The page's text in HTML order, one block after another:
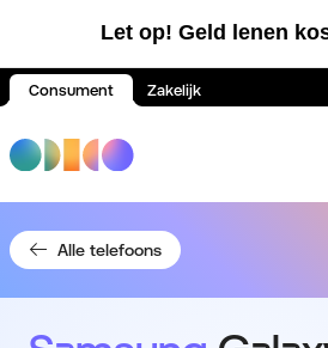
Let op! Geld lenen
Consument Zakelijk
Alle telefoons